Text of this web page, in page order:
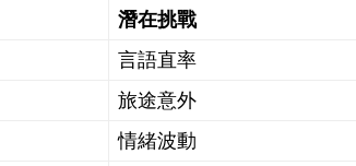
潛在挑戰
言語直率
旅途意外
情緒波動